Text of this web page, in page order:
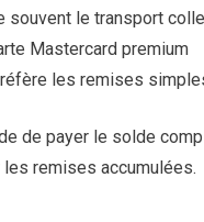
souvent le transport
Mastercard premium
les remises
de payer le solde
remises accumulées.